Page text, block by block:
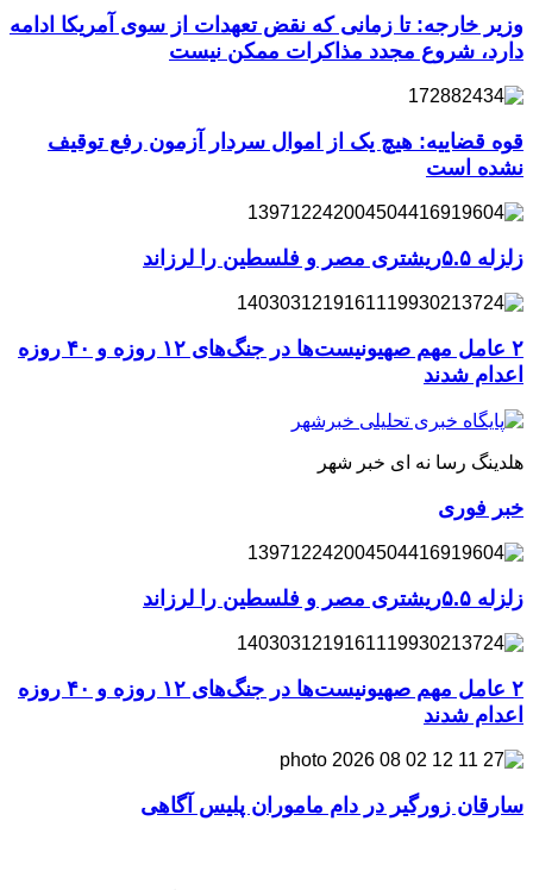
وزیر خارجه: تا زمانی که نقض تعهدات از سوی آمریکا ادامه
دارد، شروع مجدد مذاکرات ممکن نیست
قوه قضاییه: هیچ یک از اموال سردار آزمون رفع توقیف
نشده است
زلزله ۵.۵ریشتری مصر و فلسطین را لرزاند
۲ عامل مهم صهیونیست‌ها در جنگ‌های ۱۲ روزه و ۴۰ روزه
اعدام شدند
هلدینگ رسا نه ای خبر شهر
خبر فوری
زلزله ۵.۵ریشتری مصر و فلسطین را لرزاند
۲ عامل مهم صهیونیست‌ها در جنگ‌های ۱۲ روزه و ۴۰ روزه
اعدام شدند
سارقان زورگیر در دام ماموران پلیس آگاهی